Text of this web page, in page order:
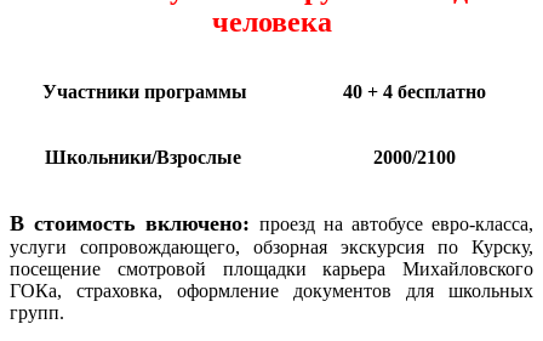
человека
Участники программы 40 + 4 бесплатно
Школьники/Взрослые 2000/2100
В стоимость включено: проезд на автобусе евро-класса,
услуги сопровождающего, обзорная экскурсия по Курску,
посещение смотровой площадки карьера Михайловского
ГОКа, страховка, оформление документов для школьных
групп.